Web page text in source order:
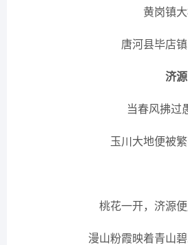
黄岗镇大
唐河县毕店镇
济源
当春风拂过
玉川大地便被繁
桃花一开，济源便
漫山粉霞映着青山碧